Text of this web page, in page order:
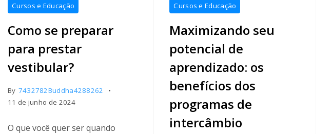
Cursos e Educação
Como se preparar
para prestar
vestibular?
By 7432782Buddha4288262
11 de junho de 2024
O que você quer ser quando
Cursos e Educação
Maximizando seu
potencial de
aprendizado: os
benefícios dos
programas de
intercâmbio